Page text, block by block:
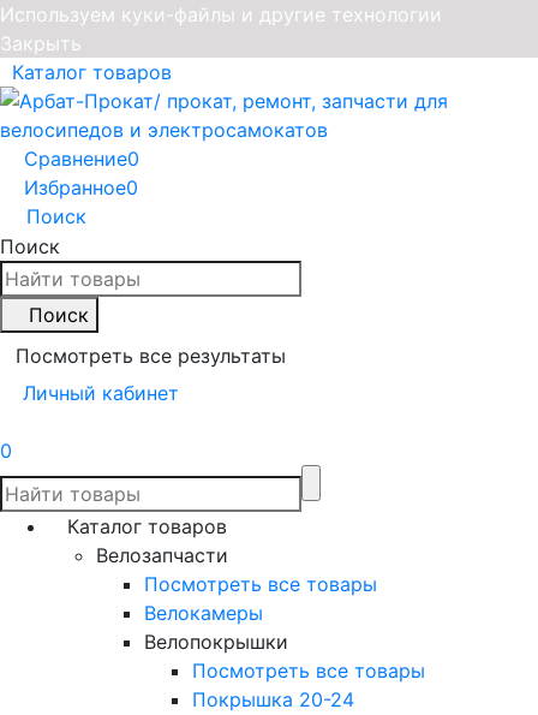
Используем куки-файлы и другие технологии
Закрыть
Каталог товаров
Сравнение0
Избранное0
Поиск
Поиск
Поиск
Посмотреть все результаты
Личный кабинет
0
Каталог товаров
Велозапчасти
Посмотреть все товары
Велокамеры
Велопокрышки
Посмотреть все товары
Покрышка 20-24